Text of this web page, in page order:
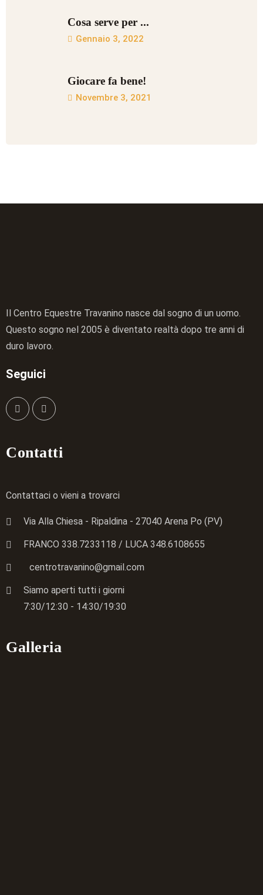
Cosa serve per ...
Gennaio 3, 2022
Giocare fa bene!
Novembre 3, 2021
Il Centro Equestre Travanino nasce dal sogno di un uomo.
Questo sogno nel 2005 è diventato realtà dopo tre anni di
duro lavoro.
Seguici
Contatti
Contattaci o vieni a trovarci
Via Alla Chiesa - Ripaldina - 27040 Arena Po (PV)
FRANCO 338.7233118 / LUCA 348.6108655
centrotravanino@gmail.com
Siamo aperti tutti i giorni
7:30/12:30 - 14:30/19:30
Galleria